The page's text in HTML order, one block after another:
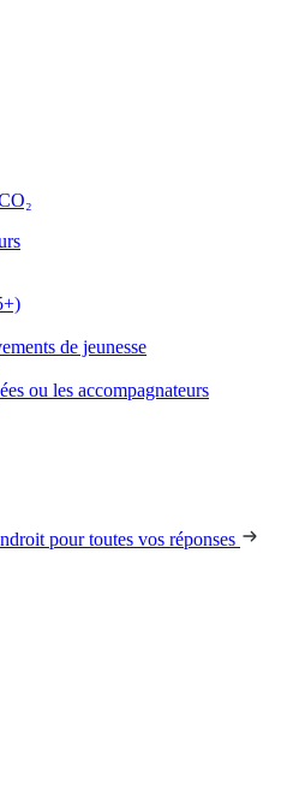
de jeunesse
ou les accompagnateurs
pour toutes vos réponses